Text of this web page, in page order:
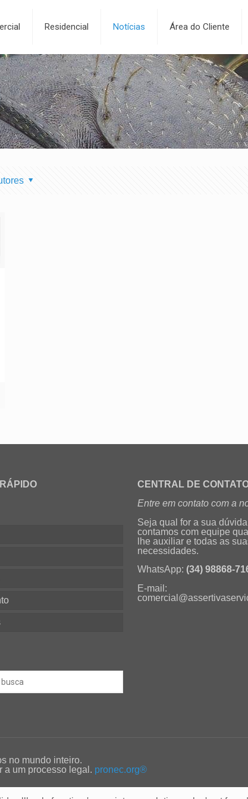
Residencial Notícias Área do Cliente
CENTRAL DE
Entre em contato com a
Seja qual for a sua
contamos com equipe
lhe auxiliar e todas as
necessidades.
WhatsApp: (34) 98868-
E-mail:
no mundo inteiro.
a um processo legal. pronec.org®